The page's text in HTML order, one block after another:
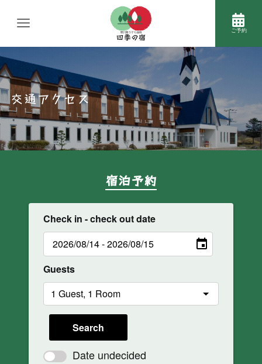
ご予約
交通アクセス
宿泊予約
Check in - check out date
Guests
Search
Date undecided